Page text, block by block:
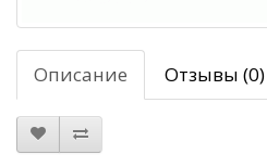
Описание Отзывы (0)